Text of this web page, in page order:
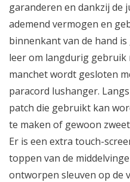
garanderen en dankzij de
ademend vermogen en
binnenkant van de hand
leer om langdurig gebruik
manchet wordt gesloten
paracord lushanger.
patch die gebruikt kan
te maken of gewoon
Er is een extra touch-
toppen van de
ontworpen sleuven op de